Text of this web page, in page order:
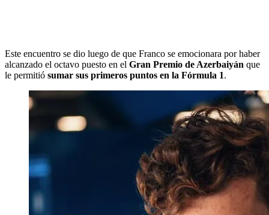
Este encuentro se dio luego de que Franco se emocionara por haber
alcanzado el octavo puesto en el Gran Premio de Azerbaiyán que
le permitió sumar sus primeros puntos en la Fórmula 1.